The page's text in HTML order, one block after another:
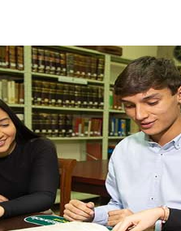
Monteávila